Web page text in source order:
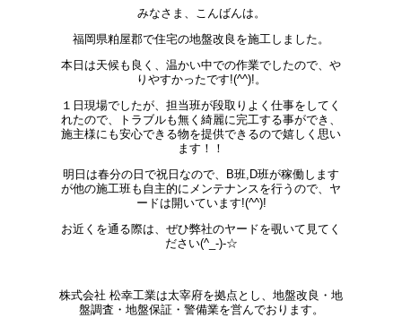
みなさま、こんばんは。
福岡県粕屋郡で住宅の地盤改良を施工しました。
本日は天候も良く、温かい中での作業でしたので、や
りやすかったです!(^^)!。
１日現場でしたが、担当班が段取りよく仕事をしてく
れたので、トラブルも無く綺麗に完工する事ができ、
施主様にも安心できる物を提供できるので嬉しく思い
ます！！
明日は春分の日で祝日なので、B班,D班が稼働します
が他の施工班も自主的にメンテナンスを行うので、ヤ
ードは開いています!(^^)!
お近くを通る際は、ぜひ弊社のヤードを覗いて見てく
ださい(^_-)-☆
株式会社 松幸工業は太宰府を拠点とし、地盤改良・地
盤調査・地盤保証・警備業を営んでおります。